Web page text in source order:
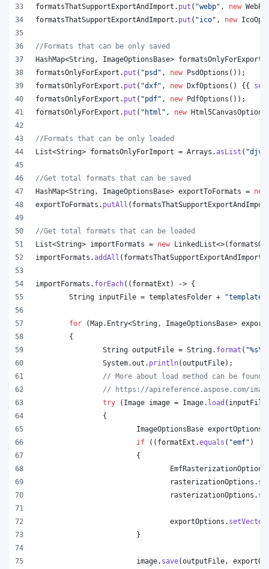
formatsThatSupportExportAndImport . put ( "webp" , new
formatsThatSupportExportAndImport . put ( "ico" , new
//Formats that can be only saved
HashMap<String , ImageOptionsBase> formatsOnlyForExport
formatsOnlyForExport . put ( "psd" , new PsdOptions ());
formatsOnlyForExport . put ( "dxf" , new DxfOptions () {{
formatsOnlyForExport . put ( "pdf" , new PdfOptions ());
formatsOnlyForExport . put ( "html" , new Html5CanvasOptions
//Formats that can be only loaded
List<String> formatsOnlyForImport = Arrays .asList (
//Get total formats that can be saved
HashMap<String , ImageOptionsBase> exportToFormats = new
exportToFormats . putAll (
//Get total formats that can be loaded
List<String> importFormats = new LinkedList<>(
importFormats .addAll ( formatsThatSupportExportAndImport
importFormats . forEach(( formatExt ) -> {
String inputFile = templatesFolder +
for (Map. Entry<String , ImageOptionsBase>
	{
String outputFile = String. format ( "%s\\
System.out . println(outputFile);
// More about load method can be found
// https://apireference.aspose.com/
try ( Image image = Image. load ( inputFile
		{
ImageOptionsBase exportOptions
if (( formatExt .equals ( "emf" )
			{
EmfRasterizationOptions
rasterizationOptions .
rasterizationOptions .
exportOptions .
			}
image. save(outputFile ,